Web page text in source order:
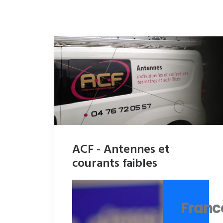
ACF - Antennes et
courants faibles